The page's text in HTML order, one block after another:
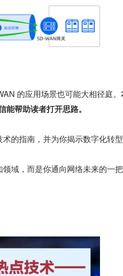
的应用场景也可能大相径庭。
帮助读者打开思路。
的指南，并为你揭示数字化转
域，而是你通向网络未来的一